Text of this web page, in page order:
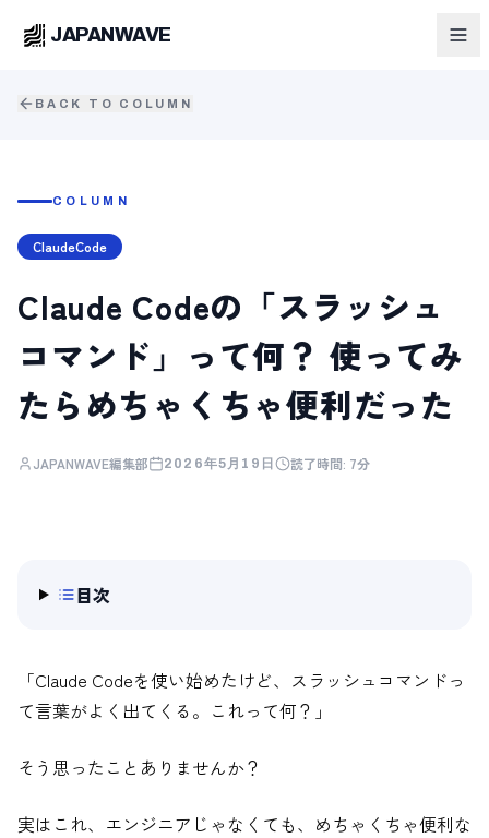
JAPANWAVE
BACK TO COLUMN
COLUMN
ClaudeCode
Claude Codeの「スラッシュ
コマンド」って何？ 使ってみ
たらめちゃくちゃ便利だった
JAPANWAVE編集部 2026年5月19日 読了時間: 7分
目次
「Claude Codeを使い始めたけど、スラッシュコマンドっ
て言葉がよく出てくる。これって何？」
そう思ったことありませんか？
実はこれ、エンジニアじゃなくても、めちゃくちゃ便利な